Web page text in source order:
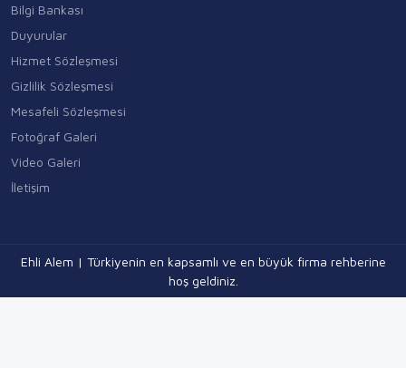
Bilgi Bankası
Duyurular
Hizmet Sözleşmesi
Gizlilik Sözleşmesi
Mesafeli Sözleşmesi
Fotoğraf Galeri
Video Galeri
İletişim
Ehli Alem | Türkiyenin en kapsamlı ve en büyük firma rehberine
hoş geldiniz.